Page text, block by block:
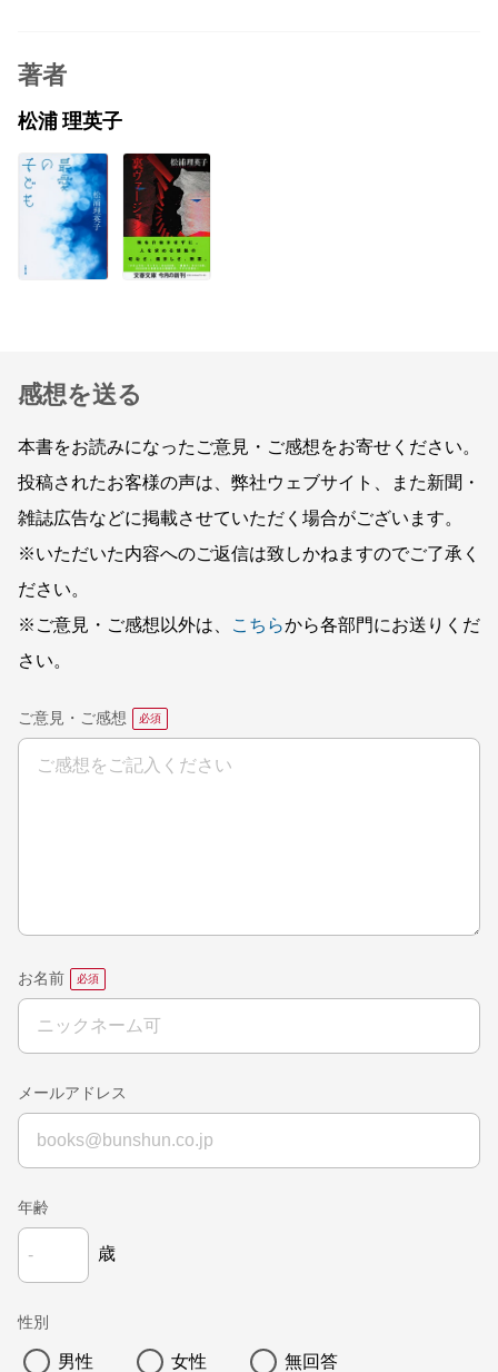
著者
松浦 理英子
感想を送る
本書をお読みになったご意見・ご感想をお寄せください。
投稿されたお客様の声は、弊社ウェブサイト、また新聞・
雑誌広告などに掲載させていただく場合がございます。
※いただいた内容へのご返信は致しかねますのでご了承く
ださい。
※ご意見・ご感想以外は、
こちらから各部門にお送りくだ
さい。
ご意見・ご感想
お名前
メールアドレス
年齢
歳
性別
男性 女性 無回答